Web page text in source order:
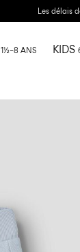
Les délais
1½–8 ANS KIDS